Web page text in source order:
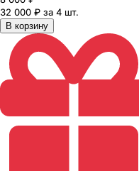
32 000 ₽ за 4 шт.
В корзину